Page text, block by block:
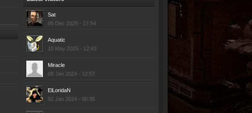
Sat
05 Dec 2025 - 17:54
Aquatic
10 May 2025 - 12:43
Miracle
08 Jan 2024 - 12:57
ElLoridaN
02 Jan 2024 - 00:35